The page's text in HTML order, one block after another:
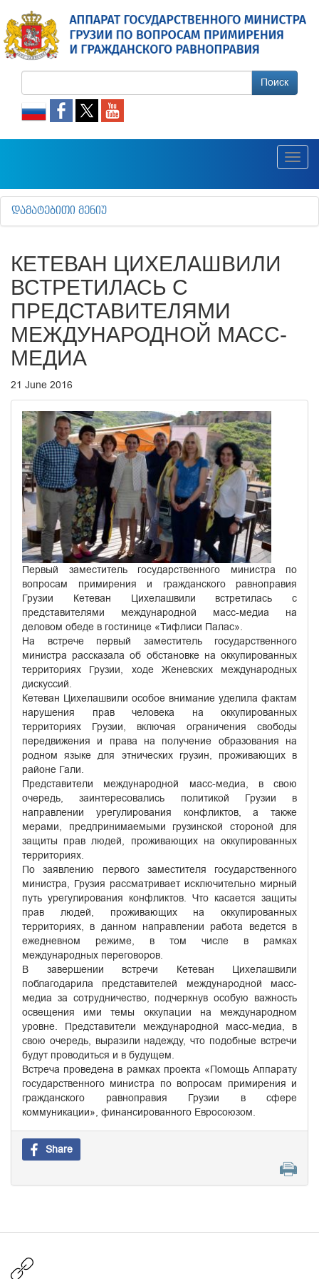
Поиск
ᲓᲐᲛᲐᲢᲔᲑᲘᲗᲘ ᲛᲔᲜᲘᲣ
КЕТЕВАН ЦИХЕЛАШВИЛИ
ВСТРЕТИЛАСЬ С
ПРЕДСТАВИТЕЛЯМИ
МЕЖДУНАРОДНОЙ МАСС-
МЕДИА
21 June 2016
Первый заместитель государственного министра по
вопросам примирения и гражданского равноправия
Грузии Кетеван Цихелашвили встретилась с
представителями международной масс-медиа на
деловом обеде в гостинице «Тифлиси Палас».
На встрече первый заместитель государственного
министра рассказала об обстановке на оккупированных
территориях Грузии, ходе Женевских международных
дискуссий.
Кетеван Цихелашвили особое внимание уделила фактам
нарушения прав человека на оккупированных
территориях Грузии, включая ограничения свободы
передвижения и права на получение образования на
родном языке для этнических грузин, проживающих в
районе Гали.
Представители международной масс-медиа, в свою
очередь, заинтересовались политикой Грузии в
направлении урегулирования конфликтов, а также
мерами, предпринимаемыми грузинской стороной для
защиты прав людей, проживающих на оккупированных
территориях.
По заявлению первого заместителя государственного
министра, Грузия рассматривает исключительно мирный
путь урегулирования конфликтов. Что касается защиты
прав людей, проживающих на оккупированных
территориях, в данном направлении работа ведется в
ежедневном режиме, в том числе в рамках
международных переговоров.
В завершении встречи Кетеван Цихелашвили
поблагодарила представителей международной масс-
медиа за сотрудничество, подчеркнув особую важность
освещения ими темы оккупации на международном
уровне. Представители международной масс-медиа, в
свою очередь, выразили надежду, что подобные встречи
будут проводиться и в будущем.
Встреча проведена в рамках проекта «Помощь Аппарату
государственного министра по вопросам примирения и
гражданского равноправия Грузии в сфере
коммуникации», финансированного Евросоюзом.
Share